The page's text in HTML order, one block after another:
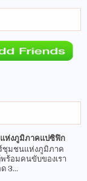
ห่งภูมิภาคแปซิฟิก
ชุมชนแห่งภูมิภาค
ร้อมคนขับของเรา
3...